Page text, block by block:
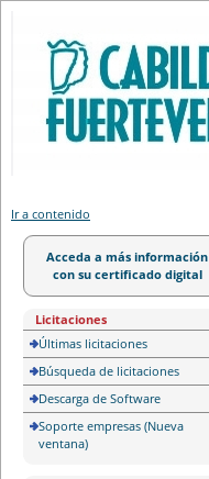
Ir a contenido
Acceda a más información
con su certificado digital
Licitaciones
Últimas licitaciones
Búsqueda de licitaciones
Descarga de Software
Soporte empresas (Nueva
ventana)